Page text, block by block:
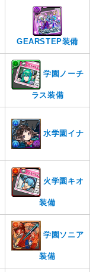
GEARSTEP装備
学園ノーチ
ラス装備
水学園イナ
火学園キオ
装備
学園ソニア
装備